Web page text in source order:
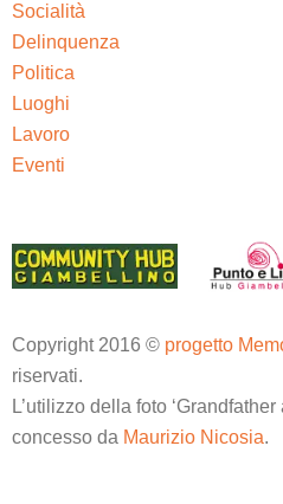
Socialità
Delinquenza
Politica
Luoghi
Lavoro
Eventi
Copyright 2016 © progetto
riservati.
L’utilizzo della foto
concesso da Maurizio Nicosia.